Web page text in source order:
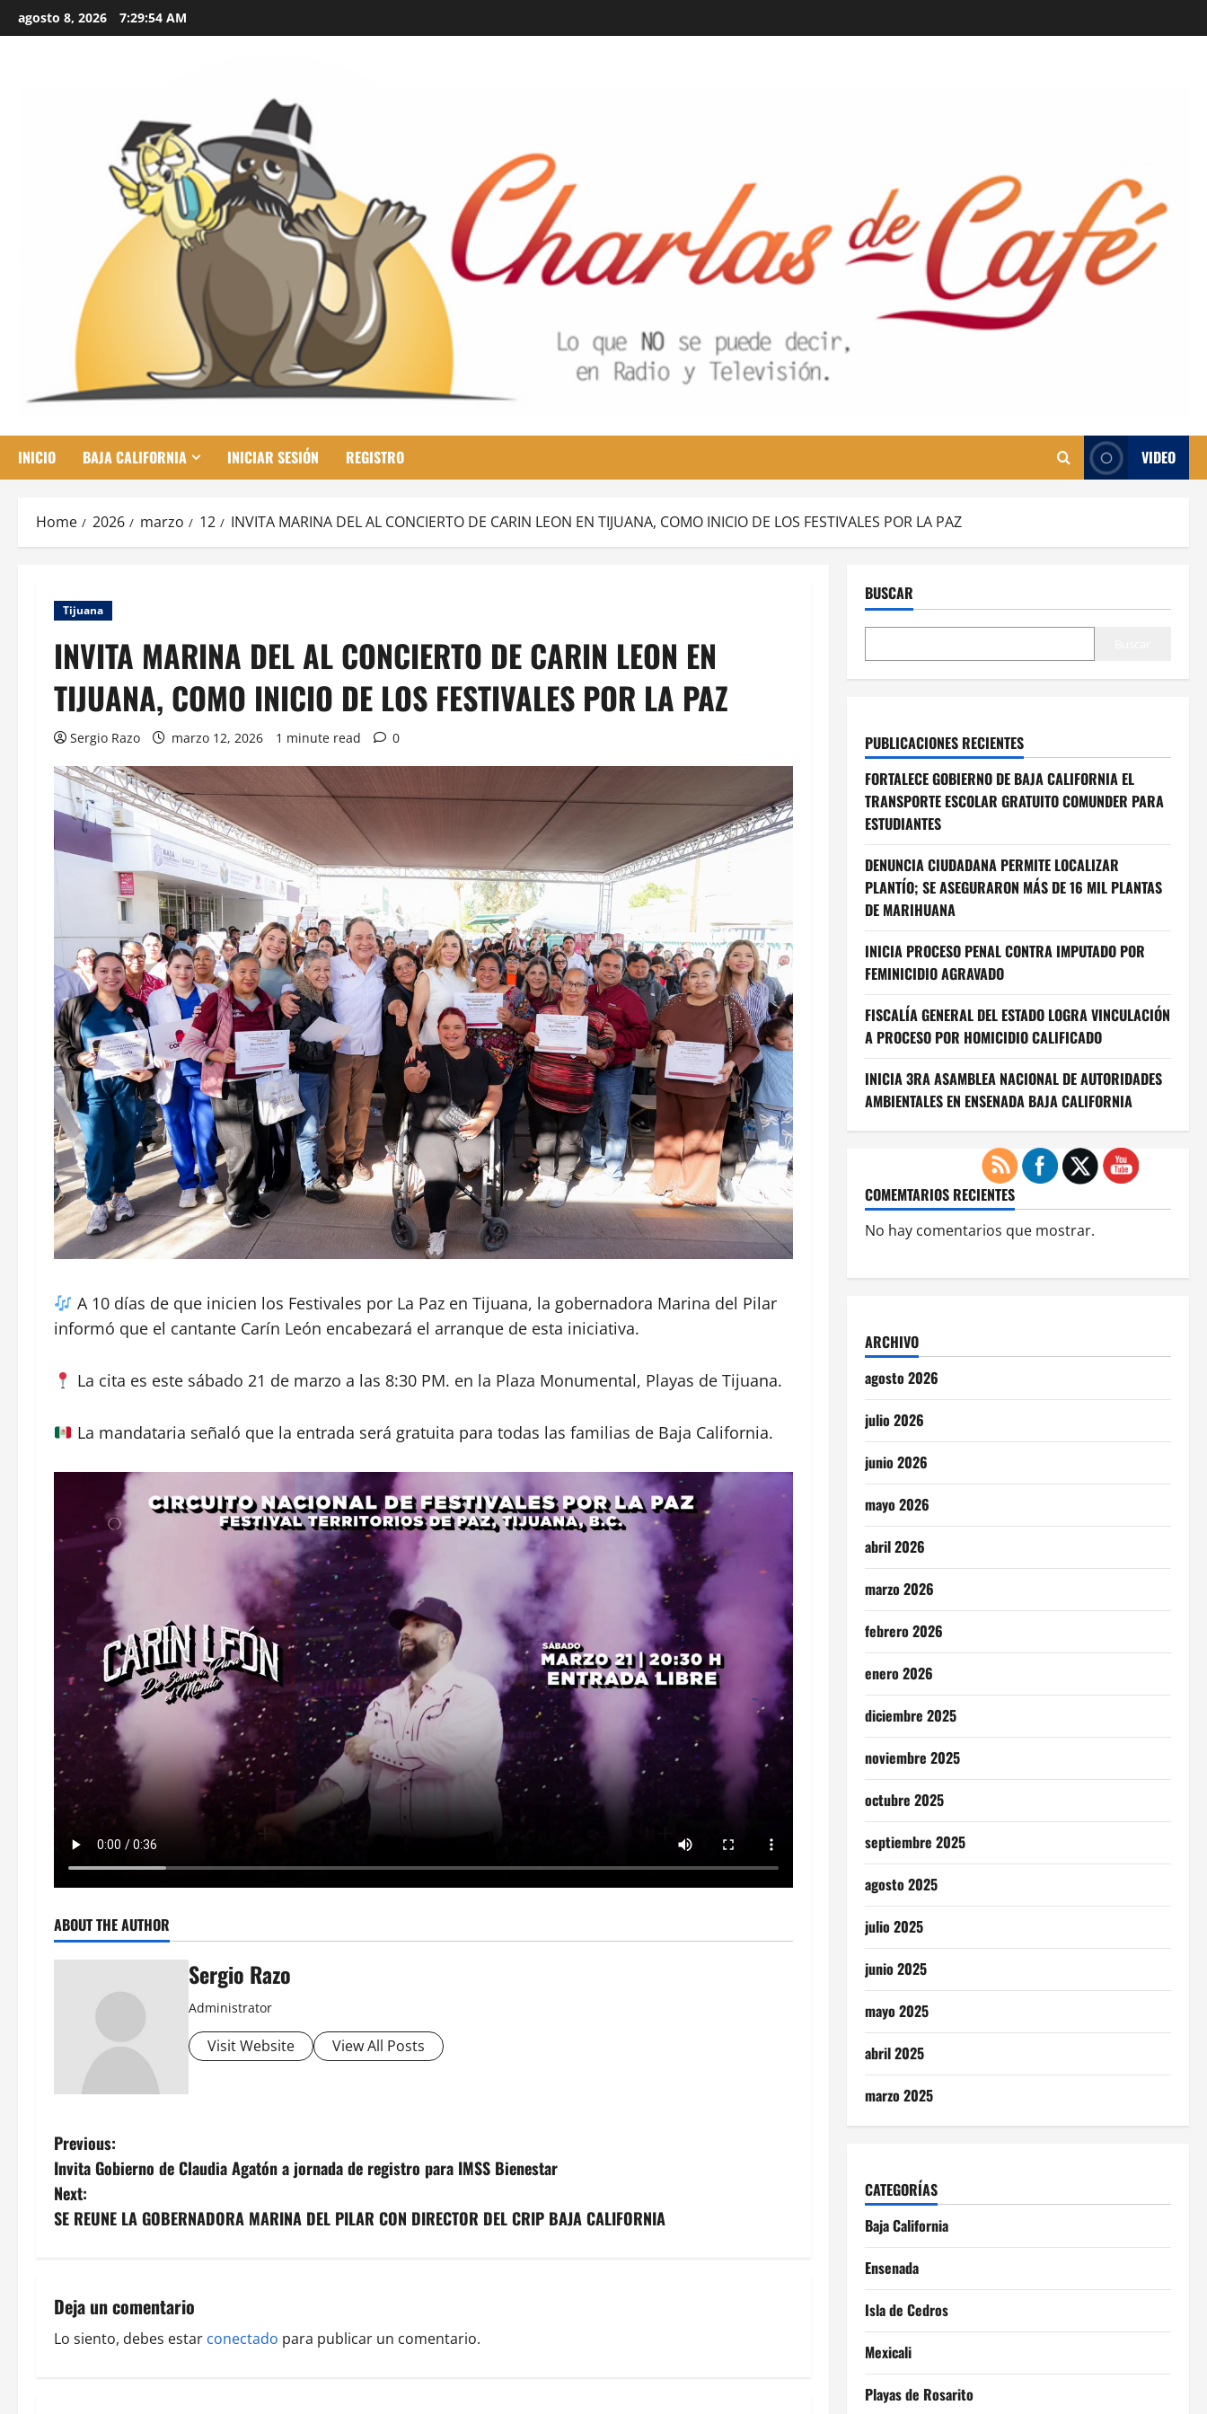
to
agosto 8, 2026 7:29:55 AM
INICIO BAJA CALIFORNIA INICIAR SESIÓN REGISTRO VIDEO
Home 2026 marzo 12 INVITA MARINA DEL AL CONCIERTO DE CARIN LEON EN TIJUANA, COMO INICIO DE LOS FESTIVALES POR LA PAZ
Tijuana
INVITA MARINA DEL AL CONCIERTO DE CARIN LEON EN
TIJUANA, COMO INICIO DE LOS FESTIVALES POR LA PAZ
Sergio Razo marzo 12, 2026 1 minute read 0
A 10 días de que inicien los Festivales por La Paz en Tijuana, la gobernadora Marina del Pilar
informó que el cantante Carín León encabezará el arranque de esta iniciativa.
La cita es este sábado 21 de marzo a las 8:30 PM. en la Plaza Monumental, Playas de Tijuana.
La mandataria señaló que la entrada será gratuita para todas las familias de Baja California.
ABOUT THE AUTHOR
Sergio Razo
Administrator
Visit Website View All Posts
P
o
s
n
a
Previous:
Invita Gobierno de Claudia Agatón a jornada de registro para IMSS Bienestar
Next:
SE REUNE LA GOBERNADORA MARINA DEL PILAR CON DIRECTOR DEL CRIP BAJA CALIFORNIA
Deja un comentario
Lo siento, debes estar conectado para publicar un comentario.
BUSCAR
PUBLICACIONES RECIENTES
FORTALECE GOBIERNO DE BAJA CALIFORNIA EL
TRANSPORTE ESCOLAR GRATUITO COMUNDER PARA
ESTUDIANTES
DENUNCIA CIUDADANA PERMITE LOCALIZAR
PLANTÍO; SE ASEGURARON MÁS DE 16 MIL PLANTAS
DE MARIHUANA
INICIA PROCESO PENAL CONTRA IMPUTADO POR
FEMINICIDIO AGRAVADO
FISCALÍA GENERAL DEL ESTADO LOGRA VINCULACIÓN
A PROCESO POR HOMICIDIO CALIFICADO
INICIA 3RA ASAMBLEA NACIONAL DE AUTORIDADES
AMBIENTALES EN ENSENADA BAJA CALIFORNIA
COMEMTARIOS RECIENTES
No hay comentarios que mostrar.
ARCHIVO
agosto 2026
julio 2026
junio 2026
mayo 2026
abril 2026
marzo 2026
febrero 2026
enero 2026
diciembre 2025
noviembre 2025
octubre 2025
septiembre 2025
agosto 2025
julio 2025
junio 2025
mayo 2025
abril 2025
marzo 2025
CATEGORÍAS
Baja California
Ensenada
Isla de Cedros
Mexicali
Playas de Rosarito